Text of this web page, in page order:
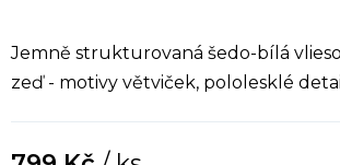
Jemně strukturovaná šedo-bílá
zeď - motivy větviček, pololesklé